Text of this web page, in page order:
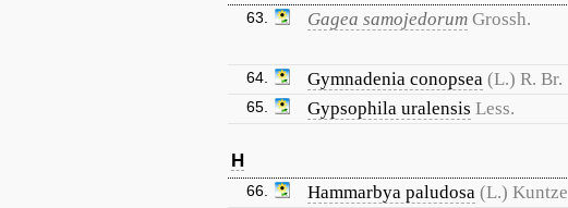
63. Gagea samojedorum Grossh.
64.
Gymnadenia conopsea (L.) R. Br.
65.
Gypsophila uralensis Less.
H
66. Hammarbya paludosa (L.) Kuntze